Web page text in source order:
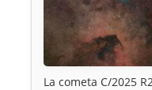
La cometa C/2025